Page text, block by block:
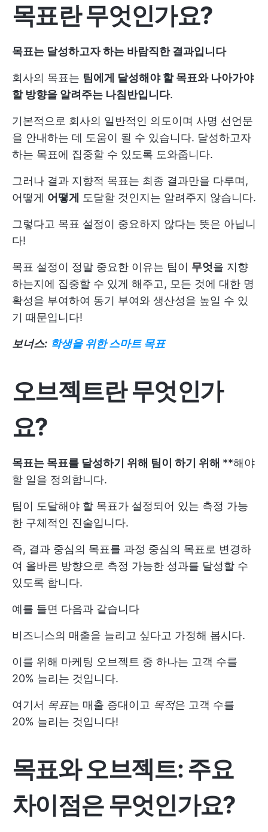
목표란 무엇인가요?
목표는 달성하고자 하는 바람직한 결과입니다
회사의 목표는 팀에게 달성해야 할 목표와 나아가야
할 방향을 알려주는 나침반입니다.
기본적으로 회사의 일반적인 의도이며 사명 선언문
을 안내하는 데 도움이 될 수 있습니다. 달성하고자
하는 목표에 집중할 수 있도록 도와줍니다.
그러나 결과 지향적 목표는 최종 결과만을 다루며,
어떻게 어떻게 도달할 것인지는 알려주지 않습니다.
그렇다고 목표 설정이 중요하지 않다는 뜻은 아닙니
다!
목표 설정이 정말 중요한 이유는 팀이 무엇을 지향
하는지에 집중할 수 있게 해주고, 모든 것에 대한 명
확성을 부여하여 동기 부여와 생산성을 높일 수 있
기 때문입니다!
보너스: 학생을 위한 스마트 목표
오브젝트란 무엇인가
요?
목표는 목표를 달성하기 위해 팀이 하기 위해 **해야
할 일을 정의합니다.
팀이 도달해야 할 목표가 설정되어 있는 측정 가능
한 구체적인 진술입니다.
즉, 결과 중심의 목표를 과정 중심의 목표로 변경하
여 올바른 방향으로 측정 가능한 성과를 달성할 수
있도록 합니다.
예를 들면 다음과 같습니다
비즈니스의 매출을 늘리고 싶다고 가정해 봅시다.
이를 위해 마케팅 오브젝트 중 하나는 고객 수를
20% 늘리는 것입니다.
여기서 목표는 매출 증대이고 목적은 고객 수를
20% 늘리는 것입니다!
목표와 오브젝트: 주요
차이점은 무엇인가요?